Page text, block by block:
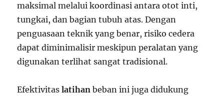
maksimal melalui koordinasi antara otot inti,
tungkai, dan bagian tubuh atas. Dengan
penguasaan teknik yang benar, risiko cedera
dapat diminimalisir meskipun peralatan yang
digunakan terlihat sangat tradisional.
Efektivitaslatihan beban ini juga didukung